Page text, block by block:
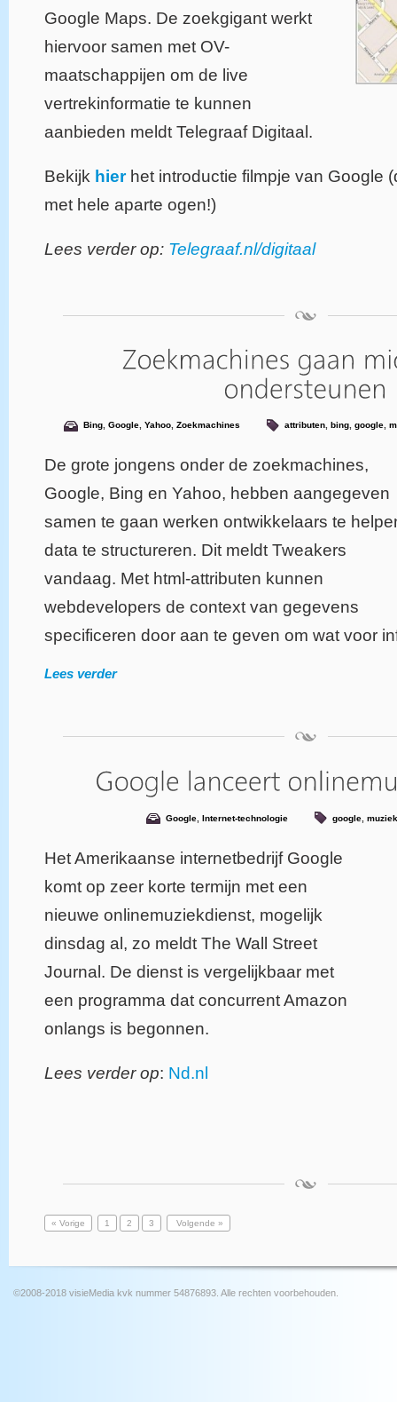
Google Maps. De zoekgigant werkt
hiervoor samen met OV-
maatschappijen om de live
vertrekinformatie te kunnen
aanbieden meldt Telegraaf Digitaal.
Bekijk hier het introductie filmpje van Google
met hele aparte ogen!)
Lees verder op: Telegraaf.nl/digitaal
Bing, Google, Yahoo, Zoekmachines attributen, bing, google,
De grote jongens onder de zoekmachines,
Google, Bing en Yahoo, hebben aangegeven
samen te gaan werken ontwikkelaars te
data te structureren. Dit meldt Tweakers
vandaag. Met html-attributen kunnen
webdevelopers de context van gegevens
specificeren door aan te geven om wat voor
Lees verder
Google Internet-technologie google muziek
Het Amerikaanse internetbedrijf Google
komt op zeer korte termijn met een
nieuwe onlinemuziekdienst, mogelijk
dinsdag al, zo meldt The Wall Street
Journal. De dienst is vergelijkbaar met
een programma dat concurrent Amazon
onlangs is begonnen.
Lees verder op: Nd.nl
« Vorige 1 2 3 Volgende »
©2008-2018 visieMedia kvk nummer 54876893. Alle rechten voorbehouden.